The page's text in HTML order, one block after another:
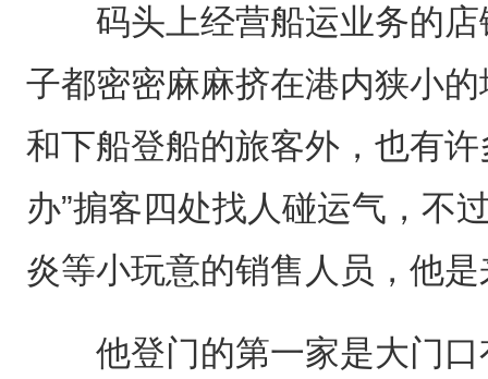
码头上经营船运业务的店
子都密密麻麻挤在港内狭小
和下船登船的旅客外，也有
办”掮客四处找人碰运气，不
炎等小玩意的销售人员，他
他登门的第一家是大门口